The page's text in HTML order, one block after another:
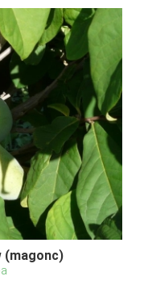
(magonc)